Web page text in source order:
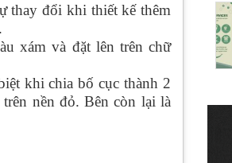
thay đổi khi thiết kế thêm
xám và đặt lên trên chữ
khi chia bố cục thành 2
nền đỏ. Bên còn lại là